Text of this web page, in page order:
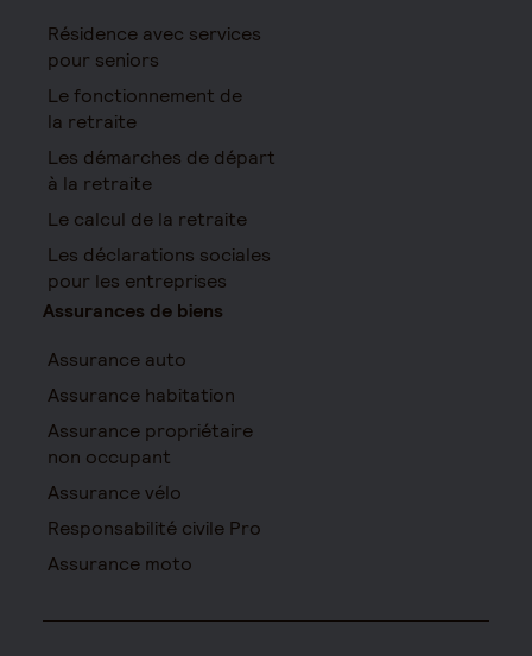
Résidence avec services
pour seniors
Le fonctionnement de
la retraite
Les démarches de départ
à la retraite
Le calcul de la retraite
Les déclarations sociales
pour les entreprises
Assurances de biens
Assurance auto
Assurance habitation
Assurance propriétaire
non occupant
Assurance vélo
Responsabilité civile Pro
Assurance moto